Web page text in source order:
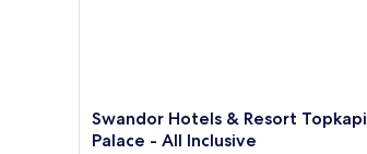
Swandor
Hotels
Swandor Hotels & Resort Topkapi
Palace - All Inclusive